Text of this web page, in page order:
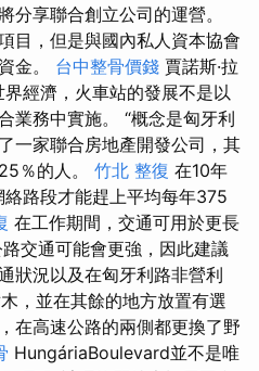
分享聯合創立公司的運營。
目，但是與國內私人資本協會
金。 台中整骨價錢 賈諾斯·拉
經濟，火車站的發展不是以
業務中實施。 “概念是匈牙利
一家聯合房地產開發公司，其
％的人。 竹北 整復 在10年
路段才能趕上平均每年375
在工作期間，交通可用於更長
交通可能會更強，因此建議
狀況以及在匈牙利路非營利
，並在其餘的地方放置有選
在高速公路的兩側都更換了野
HungáriaBoulevard並不是唯